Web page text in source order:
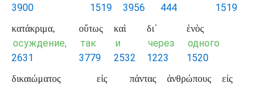
3900
1519
3956
444
1519
κατάκριμα,
осуждение,
2631
οὕτως
так
3779
καὶ
и
2532
δι᾽
через
1223
ἑνὸς
одного
1520
δικαιώματος εἰς πάντας ἀνθρώπους εἰς